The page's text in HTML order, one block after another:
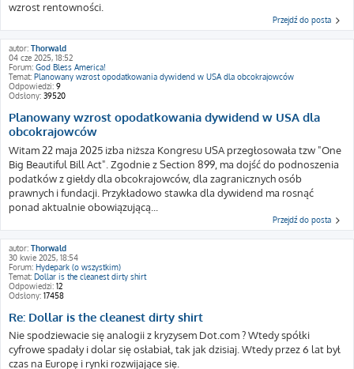
wzrost rentowności.
Przejdź do posta
autor: Thorwald
04 cze 2025, 18:52
Forum: God Bless America!
Temat: Planowany wzrost opodatkowania dywidend w USA dla obcokrajowców
Odpowiedzi: 9
Odsłony: 39520
Planowany wzrost opodatkowania dywidend w USA dla
obcokrajowców
Witam 22 maja 2025 izba niższa Kongresu USA przegłosowała tzw "One
Big Beautiful Bill Act". Zgodnie z Section 899, ma dojść do podnoszenia
podatków z giełdy dla obcokrajowców, dla zagranicznych osób
prawnych i fundacji. Przykładowo stawka dla dywidend ma rosnąć
ponad aktualnie obowiązującą...
Przejdź do posta
autor: Thorwald
30 kwie 2025, 18:54
Forum: Hydepark (o wszystkim)
Temat: Dollar is the cleanest dirty shirt
Odpowiedzi: 12
Odsłony: 17458
Re: Dollar is the cleanest dirty shirt
Nie spodziewacie się analogii z kryzysem Dot.com ? Wtedy spółki
cyfrowe spadały i dolar się osłabiał, tak jak dzisiaj. Wtedy przez 6 lat był
czas na Europę i rynki rozwijające się.